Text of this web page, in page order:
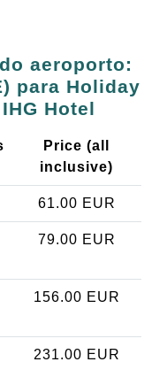
aeroporto:
para Holiday
Hotel
Price (all
inclusive)
61.00 EUR
79.00 EUR
156.00 EUR
231.00 EUR